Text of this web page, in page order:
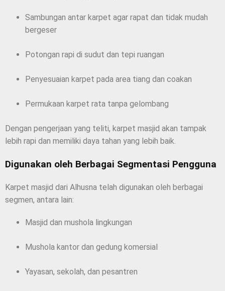
Sambungan antar karpet agar rapat dan tidak mudah
bergeser
Potongan rapi di sudut dan tepi ruangan
Penyesuaian karpet pada area tiang dan coakan
Permukaan karpet rata tanpa gelombang
Dengan pengerjaan yang teliti, karpet masjid akan tampak
lebih rapi dan memiliki daya tahan yang lebih baik.
Digunakan oleh Berbagai Segmentasi Pengguna
Karpet masjid dari Alhusna telah digunakan oleh berbagai
segmen, antara lain:
Masjid dan mushola lingkungan
Mushola kantor dan gedung komersial
Yayasan, sekolah, dan pesantren